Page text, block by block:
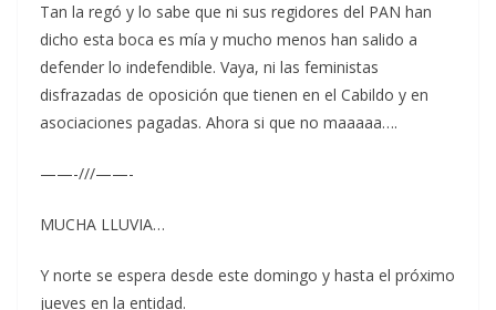
Tan la regó y lo sabe que ni sus regidores del PAN han
dicho esta boca es mía y mucho menos han salido a
defender lo indefendible. Vaya, ni las feministas
disfrazadas de oposición que tienen en el Cabildo y en
asociaciones pagadas. Ahora si que no maaaaa….
——-///——-
MUCHA LLUVIA…
Y norte se espera desde este domingo y hasta el próximo
jueves en la entidad.